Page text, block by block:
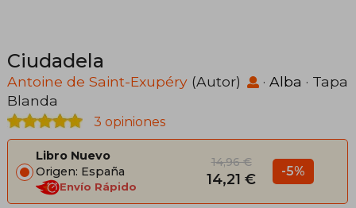
Ciudadela
Antoine de Saint-Exupéry (Autor) · Alba · Tapa
Blanda
3 opiniones
Libro Nuevo
Origen: España
Envío Rápido
14,96 €
14,21 € -5%